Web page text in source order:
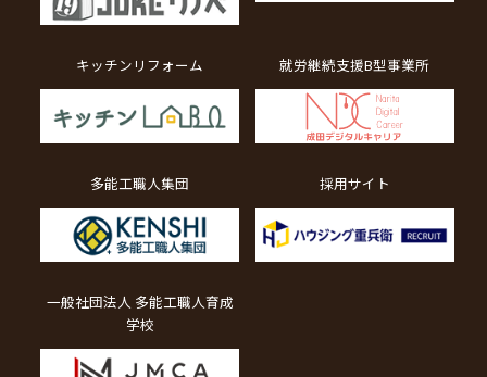
キッチンリフォーム 就労継続支援B型事業所
多能工職人集団 採用サイト
一般社団法人 多能工職人育成
学校